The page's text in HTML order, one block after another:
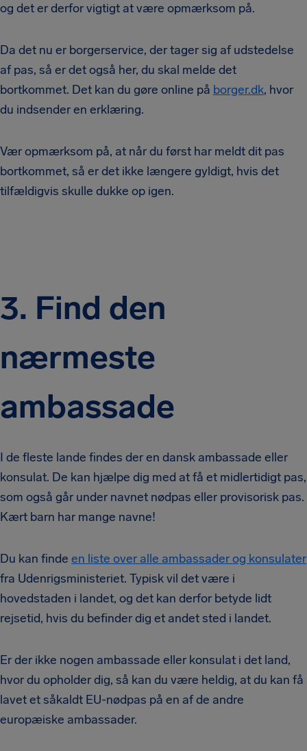
og det er derfor vigtigt at være opmærksom på.
Da det nu er borgerservice, der tager sig af udstedelse
af pas, så er det også her, du skal melde det
bortkommet. Det kan du gøre online på borger.dk, hvor
du indsender en erklæring.
Vær opmærksom på, at når du først har meldt dit pas
bortkommet, så er det ikke længere gyldigt, hvis det
tilfældigvis skulle dukke op igen.
3. Find den
nærmeste
ambassade
I de fleste lande findes der en dansk ambassade eller
konsulat. De kan hjælpe dig med at få et midlertidigt pas,
som også går under navnet nødpas eller provisorisk pas.
Kært barn har mange navne!
Du kan finde en liste over alle ambassader og konsulater
fra Udenrigsministeriet. Typisk vil det være i
hovedstaden i landet, og det kan derfor betyde lidt
rejsetid, hvis du befinder dig et andet sted i landet.
Er der ikke nogen ambassade eller konsulat i det land,
hvor du opholder dig, så kan du være heldig, at du kan få
lavet et såkaldt EU-nødpas på en af de andre
europæiske ambassader.